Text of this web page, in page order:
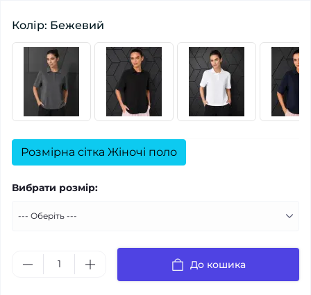
Колір: Бежевий
Розмірна сітка Жіночі поло
Вибрати розмір:
До кошика